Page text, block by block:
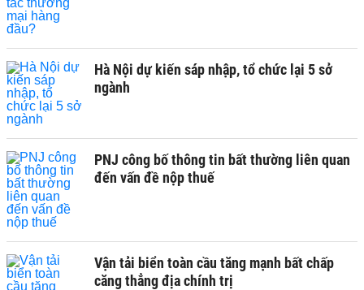
Hà Nội dự kiến sáp nhập, tổ chức lại 5 sở
ngành
PNJ công bố thông tin bất thường liên quan
đến vấn đề nộp thuế
Vận tải biển toàn cầu tăng mạnh bất chấp
căng thẳng địa chính trị